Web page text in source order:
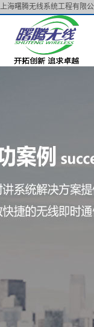
上海曙腾无线系统工程有限